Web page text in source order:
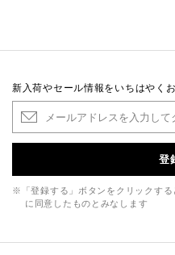
新入荷やセール情報をいちはやくお
登
※「登録する」ボタンをクリックする
に同意したものとみなします